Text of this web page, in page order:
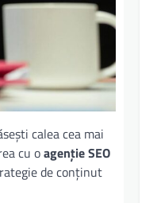
calea cea mai
cu oagenție SEO
de conținut